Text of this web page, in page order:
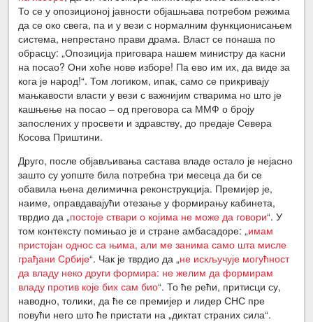
То се у опозиционој јавности објашњава потребом режима
да се око свега, па и у вези с нормалним функционисањем
система, непрестано прави драма. Власт се понаша по
обрасцу: „Опозиција приговара нашем министру да касни
на посао? Они хоће нове изборе! Па ево им их, да виде за
кога је народ!“. Том логиком, ипак, само се прикривају
мањкавости власти у вези с важнијим стварима но што је
кашњење на посао – од преговора са ММФ о броју
запослених у просвети и здравству, до предаје Севера
Косова Приштини.
Друго, после објављивања састава владе остало је нејасно
зашто су уопште била потребна три месеца да би се
обавила њена делимична реконструкција. Премијер је,
наиме, оправдавајући отезање у формирању кабинета,
тврдио да „постоје ствари о којима не може да говори“. У
том контексту помињао је и стране амбасадоре: „имам
пристојан однос са њима, али ме занима само шта мисле
грађани Србије“. Чак је тврдио да „не искључује могућност
да владу неко други формира: не желим да формирам
владу против које бих сам био“. То ће рећи, притисци су,
наводно, толики, да ће се премијер и лидер СНС пре
повући него што ће пристати на „диктат страних сила“.